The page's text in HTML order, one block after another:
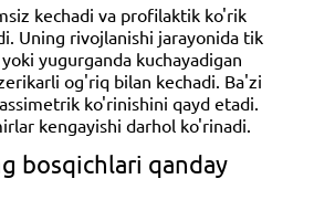
kechadi va profilaktik ko'rik
Uning rivojlanishi jarayonida tik
yugurganda kuchayadigan
og'riq bilan kechadi. Ba'zi
ko'rinishini qayd etadi.
kengayishi darhol ko'rinadi.
bosqichlari qanday